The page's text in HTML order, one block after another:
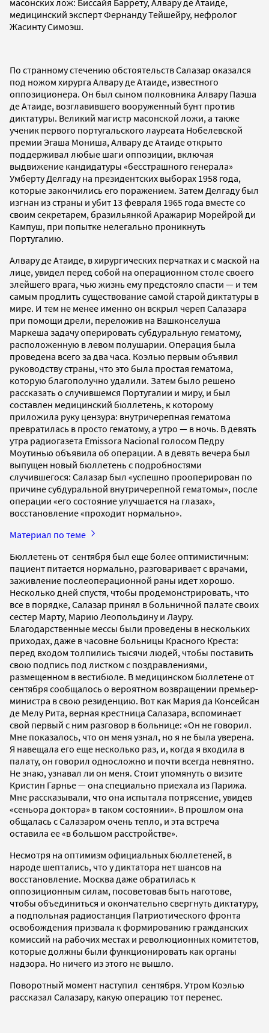
медицинский эксперт Фернанду Тейшейру, нефролог
Жасинту Симоэш.
По странному стечению обстоятельств Салазар оказался
под ножом хирурга Алвару де Атаиде, известного
оппозиционера. Он был сыном полковника Алвару Паэша
де Атаиде, возглавившего вооруженный бунт против
диктатуры. Великий магистр масонской ложи, а также
ученик первого португальского лауреата Нобелевской
премии Эгаша Мониша, Алвару де Атаиде открыто
поддерживал любые шаги оппозиции, включая
выдвижение кандидатуры «бесстрашного генерала»
Умберту Делгаду на президентских выборах 1958 года,
которые закончились его поражением. Затем Делгаду был
изгнан из страны и убит 13 февраля 1965 года вместе со
своим секретарем, бразильянкой Аражарир Морейрой ди
Кампуш, при попытке нелегально проникнуть
Португалию.
Алвару де Атаиде, в хирургических перчатках и с маской на
лице, увидел перед собой на операционном столе своего
злейшего врага, чью жизнь ему предстояло спасти — и тем
самым продлить существование самой старой диктатуры в
мире. И тем не менее именно он вскрыл череп Салазара
при помощи дрели, переложив на Вашконселуша
Маркеша задачу оперировать субдуральную гематому,
расположенную в левом полушарии. Операция была
проведена всего за два часа. Коэлью первым объявил
руководству страны, что это была простая гематома,
которую благополучно удалили. Затем было решено
рассказать о случившемся Португалии и миру, и был
составлен медицинский бюллетень, к которому
приложила руку цензура: внутричерепная гематома
превратилась в просто гематому, а утро — в ночь. В девять
утра радиогазета Emissora Nacional голосом Педру
Моутинью объявила об операции. A в девять вечера был
выпущен новый бюллетень с подробностями
случившегося: Салазар был «успешно прооперирован по
причине субдуральной внутричерепной гематомы», после
операции «его состояние улучшается на глазах»,
восстановление «проходит нормально».
Материал по теме
Бюллетень от сентября был еще более оптимистичным:
пациент питается нормально, разговаривает с врачами,
заживление послеоперационной раны идет хорошо.
Несколько дней спустя, чтобы продемонстрировать, что
все в порядке, Салазар принял в больничной палате своих
сестер Марту, Марию Леопольдину и Лауру.
Благодарственные мессы были проведены в нескольких
приходах, даже в часовне больницы Красного Креста:
перед входом толпились тысячи людей, чтобы поставить
свою подпись под листком с поздравлениями,
размещенном в вестибюле. В медицинском бюллетене от
сентября сообщалось о вероятном возвращении премьер-
министра в свою резиденцию. Вот как Мария да Консейсан
де Мелу Рита, верная крестница Салазара, вспоминает
свой первый с ним разговор в больнице: «Он не говорил.
Мне показалось, что он меня узнал, но я не была уверена.
Я навещала его еще несколько раз, и, когда я входила в
палату, он говорил односложно и почти всегда невнятно.
Не знаю, узнавал ли он меня. Стоит упомянуть о визите
Кристин Гарнье — она специально приехала из Парижа.
Мне рассказывали, что она испытала потрясение, увидев
«сеньора доктора» в таком состоянии». В прошлом она
общалась с Салазаром очень тепло, и эта встреча
оставила ее «в большом расстройстве».
Несмотря на оптимизм официальных бюллетеней, в
народе шептались, что у диктатора нет шансов на
восстановление. Москва даже обратилась к
оппозиционным силам, посоветовав быть наготове,
чтобы объединиться и окончательно свергнуть диктатуру,
а подпольная радиостанция Патриотического фронта
освобождения призвала к формированию гражданских
комиссий на рабочих местах и революционных комитетов,
которые должны были функционировать как органы
надзора. Но ничего из этого не вышло.
Поворотный момент наступил сентября. Утром Коэлью
рассказал Салазару, какую операцию тот перенес.